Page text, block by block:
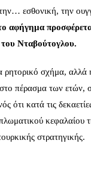
εσθονική, την
αφήγημα
Νταβούτογλου.
σχήμα, αλλά
πέρασμα των ετών,
ότι κατά τις
κεφαλαίου
στρατηγικής.